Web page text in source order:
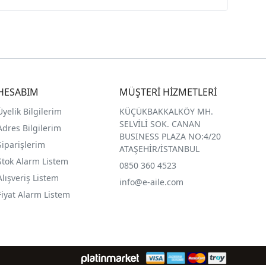
Bilgilerim
Bilgilerim
Alarm Listem
Listem
Alarm Listem
MÜŞTERİ HİZMETLERİ
KÜÇÜKBAKKALKÖY MH.
SELVİLİ SOK. CANAN
BUSINESS PLAZA NO:4/20
ATAŞEHİR/İSTANBUL
0850 360 4523
info@e-aile.com